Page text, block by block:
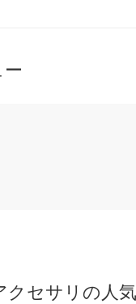
クセサリの人